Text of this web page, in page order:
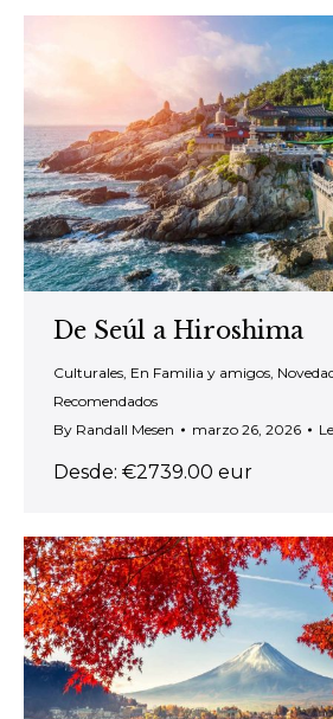
De Seúl a Hiroshima
Culturales En Familia y amigos
Recomendados
By Randall Mesen marzo 26, 2026
Desde: €2739.00 eur